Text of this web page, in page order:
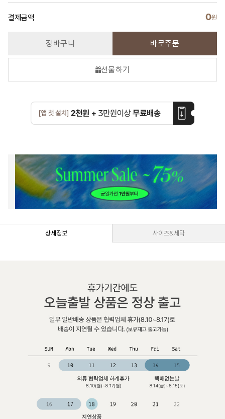
결제금액 0원
장바구니 바로주문
선물하기
상세정보 사이즈&세탁